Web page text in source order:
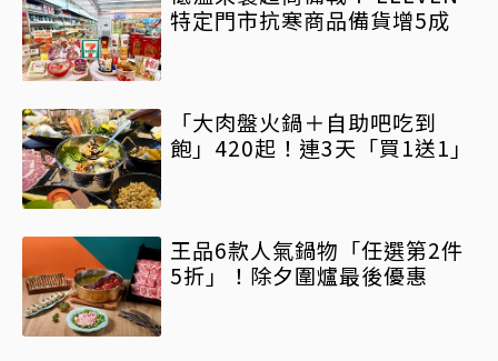
特定門市抗寒商品備貨增5成
「大肉盤火鍋＋自助吧吃到
飽」420起！連3天「買1送1」
王品6款人氣鍋物「任選第2件
5折」！除夕圍爐最後優惠